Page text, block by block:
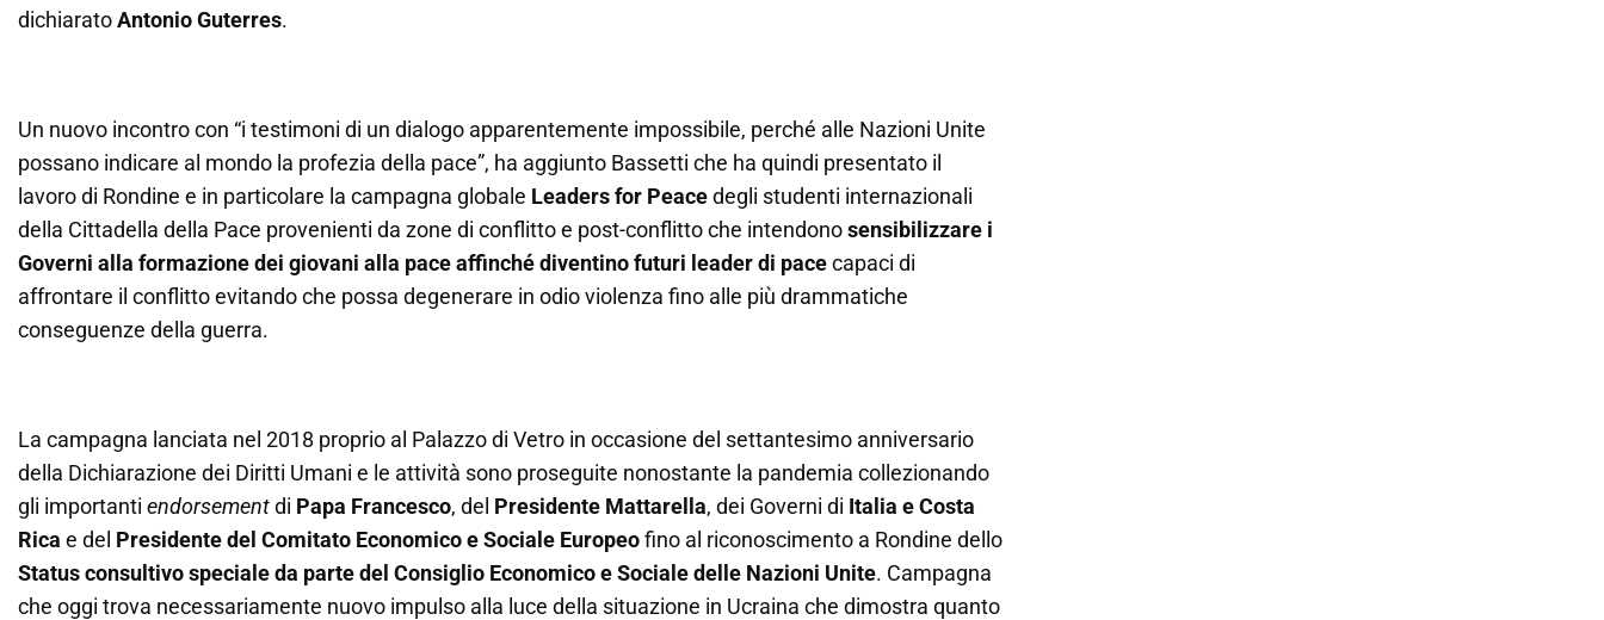
dichiaratoAntonio Guterres.
Un nuovo incontro con “i testimoni di un dialogo apparentemente impossibile, perché alle Nazioni Unite
possano indicare al mondo la profezia della pace”, ha aggiunto Bassetti che ha quindi presentato il
lavoro di Rondine e in particolare la campagna globale Leaders for Peacedegli studenti internazionali
della Cittadella della Pace provenienti da zone di conflitto e post-conflitto che intendonosensibilizzare i
Governi alla formazione dei giovani alla pace affinché diventino futuri leaderdi pacecapaci di
affrontare il conflitto evitando che possa degenerare in odio violenza fino alle più drammatiche
conseguenze della guerra.
La campagna lanciata nel 2018 proprio al Palazzo di Vetro in occasione del settantesimo anniversario
della Dichiarazione dei Diritti Umani e le attività sono proseguite nonostante la pandemia collezionando
gli importanti endorsementdi Papa Francesco, del Presidente Mattarella, dei Governi di Italia e Costa
Rica e del Presidente del Comitato Economico e Sociale Europeofino al riconoscimento a Rondine dello
Status consultivo speciale da parte del Consiglio Economico e Sociale delle Nazioni Unite. Campagna
che oggi trova necessariamente nuovo impulso alla luce della situazione in Ucraina che dimostra quanto